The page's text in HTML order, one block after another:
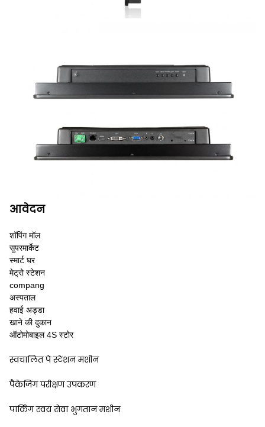
आवेदन
शॉपिंग मॉल
सुपरमार्केट
स्मार्ट घर
मेट्रो स्टेशन
compang
अस्पताल
हवाई अड्डा
खाने की दुकान
ऑटोमोबाइल 4S स्टोर
स्वचालित पे स्टेशन मशीन
पैकेजिंग परीक्षण उपकरण
पार्किंग स्वयं सेवा भुगतान मशीन